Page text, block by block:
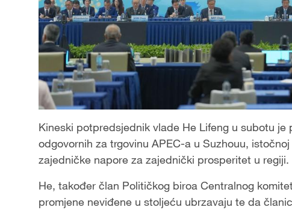
Kineski potpredsjednik vlade He Lifeng u subotu
odgovornih za trgovinu APEC-a u Suzhouu,
zajedničke napore za zajednički prosperitet u regiji.
He, također član Političkog biroa Centralnog
promjene neviđene u stoljeću ubrzavaju te da